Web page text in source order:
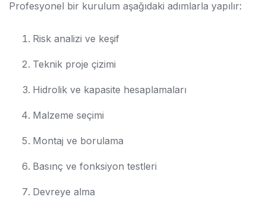
Profesyonel bir kurulum aşağıdaki adımlarla yapılır:
Risk analizi ve keşif
Teknik proje çizimi
Hidrolik ve kapasite hesaplamaları
Malzeme seçimi
Montaj ve borulama
Basınç ve fonksiyon testleri
Devreye alma